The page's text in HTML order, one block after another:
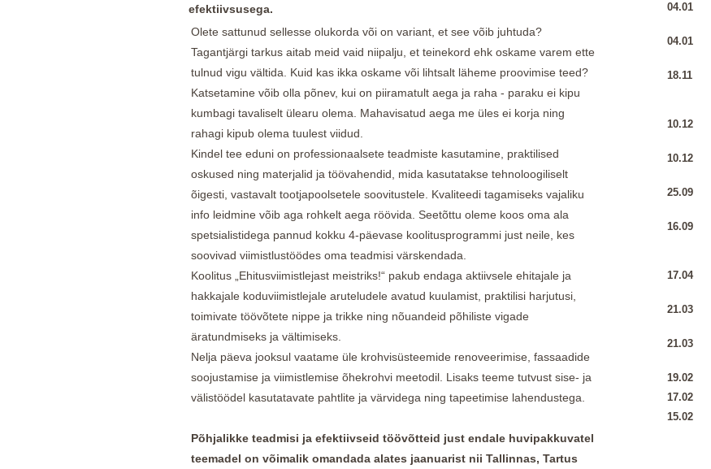
efektiivsusega.
Olete sattunud sellesse olukorda või on variant, et see võib juhtuda?
Tagantjärgi tarkus aitab meid vaid niipalju, et teinekord ehk oskame varem ette
tulnud vigu vältida. Kuid kas ikka oskame või lihtsalt läheme proovimise teed?
Katsetamine võib olla põnev, kui on piiramatult aega ja raha - paraku ei kipu
kumbagi tavaliselt ülearu olema. Mahavisatud aega me üles ei korja ning
rahagi kipub olema tuulest viidud.
Kindel tee eduni on professionaalsete teadmiste kasutamine, praktilised
oskused ning materjalid ja töövahendid, mida kasutatakse tehnoloogiliselt
õigesti, vastavalt tootjapoolsetele soovitustele. Kvaliteedi tagamiseks vajaliku
info leidmine võib aga rohkelt aega röövida. Seetõttu oleme koos oma ala
spetsialistidega pannud kokku 4-päevase koolitusprogrammi just neile, kes
soovivad viimistlustöödes oma teadmisi värskendada.
Koolitus „Ehitusviimistlejast meistriks!“ pakub endaga aktiivsele ehitajale ja
hakkajale koduviimistlejale aruteludele avatud kuulamist, praktilisi harjutusi,
toimivate töövõtete nippe ja trikke ning nõuandeid põhiliste vigade
äratundmiseks ja vältimiseks.
Nelja päeva jooksul vaatame üle krohvisüsteemide renoveerimise, fassaadide
soojustamise ja viimistlemise õhekrohvi meetodil. Lisaks teeme tutvust sise- ja
välistöödel kasutatavate pahtlite ja värvidega ning tapeetimise lahendustega.
Põhjalikke teadmisi ja efektiivseid töövõtteid just endale huvipakkuvatel
teemadel on võimalik omandada alates jaanuarist nii Tallinnas, Tartus
04.01
04.01
18.11
10.12
10.12
25.09
16.09
17.04
21.03
21.03
19.02
17.02
15.02